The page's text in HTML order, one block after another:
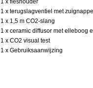
1 x fleshouder
1 x terugslagventiel met
1 x 1,5 m CO2-slang
1 x ceramic diffusor met elleboog
1 x CO2 visual test
1 x Gebruiksaanwijzing